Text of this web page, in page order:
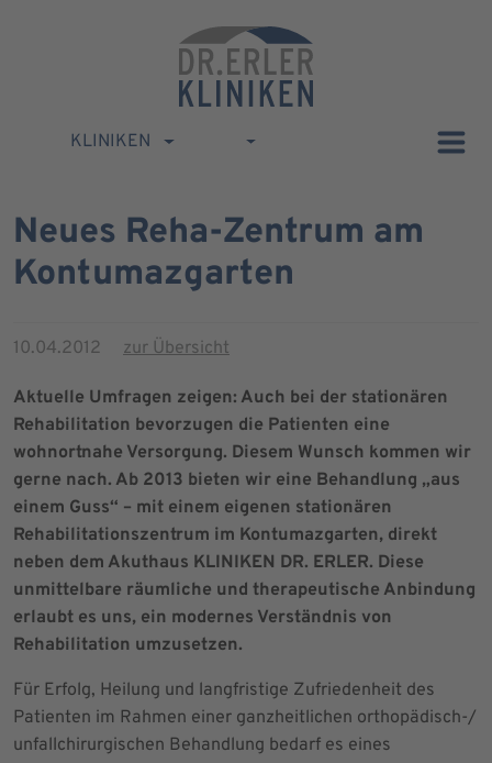
KLINIKEN
Neues Reha-Zentrum am
Kontumazgarten
10.04.2012 zur Übersicht
Aktuelle Umfragen zeigen: Auch bei der stationären
Rehabilitation bevorzugen die Patienten eine
wohnortnahe Versorgung. Diesem Wunsch kommen wir
gerne nach. Ab 2013 bieten wir eine Behandlung „aus
einem Guss“ – mit einem eigenen stationären
Rehabilitationszentrum im Kontumazgarten, direkt
neben dem Akuthaus KLINIKEN DR. ERLER. Diese
unmittelbare räumliche und therapeutische Anbindung
erlaubt es uns, ein modernes Verständnis von
Rehabilitation umzusetzen.
Für Erfolg, Heilung und langfristige Zufriedenheit des
Patienten im Rahmen einer ganzheitlichen orthopädisch-/
unfallchirurgischen Behandlung bedarf es eines